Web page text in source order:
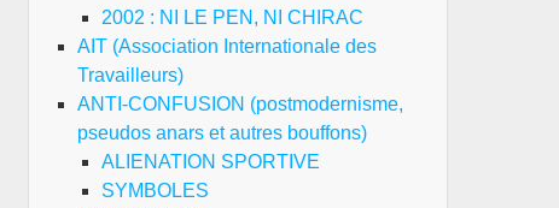
2002 : NI LE PEN, NI CHIRAC
AIT (Association Internationale des
Travailleurs)
ANTI-CONFUSION (postmodernisme,
pseudos anars et autres bouffons)
ALIENATION SPORTIVE
SYMBOLES